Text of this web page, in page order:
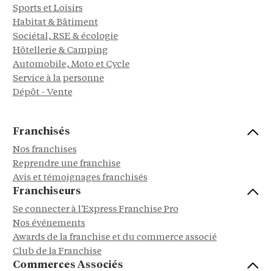
Sports et Loisirs
Habitat & Bâtiment
Sociétal, RSE & écologie
Hôtellerie & Camping
Automobile, Moto et Cycle
Service à la personne
Dépôt - Vente
Franchisés
Nos franchises
Reprendre une franchise
Avis et témoignages franchisés
Franchiseurs
Se connecter à l'Express Franchise Pro
Nos événements
Awards de la franchise et du commerce associé
Club de la Franchise
Commerces Associés